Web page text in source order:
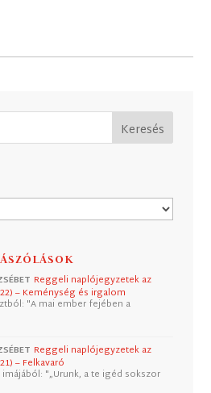
Reggeli naplójegyzetek az
– Keménység és irgalom
"A mai ember fejében a
Reggeli naplójegyzetek az
– Felkavaró
"„Urunk, a te igéd sokszor